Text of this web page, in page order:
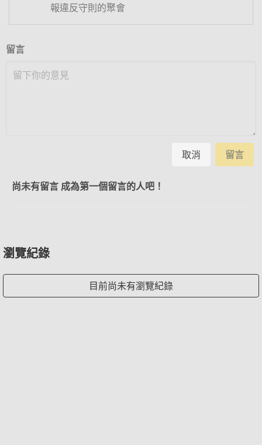
報違反守則的聚會
留言
取消 留言
尚未有留言 成為第一個留言的人吧！
瀏覽紀錄
目前尚未有瀏覽紀錄